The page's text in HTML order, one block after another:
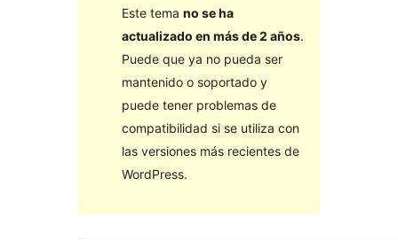
Este tema no se ha
actualizado en más de 2 años.
Puede que ya no pueda ser
mantenido o soportado y
puede tener problemas de
compatibilidad si se utiliza con
las versiones más recientes de
WordPress.